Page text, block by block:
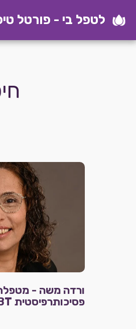
לטפל בי - פורטל
ורדה משה -
פסיכותרפיסטית CBT והדרכת הורים